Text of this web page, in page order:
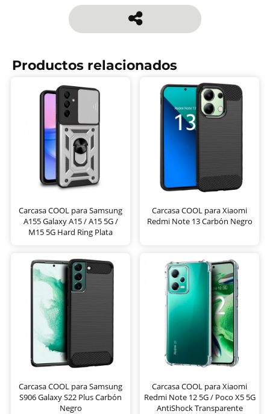
Productos relacionados
Carcasa COOL para Samsung
A155 Galaxy A15 / A15 5G /
M15 5G Hard Ring Plata
Carcasa COOL para Xiaomi
Redmi Note 13 Carbón Negro
Carcasa COOL para Samsung
S906 Galaxy S22 Plus Carbón
Negro
Carcasa COOL para Xiaomi
Redmi Note 12 5G / Poco X5 5G
AntiShock Transparente